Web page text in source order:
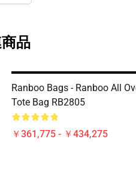
品
Ranboo Bags - Ranboo All
Tote Bag RB2805
￥361,775 - ￥434,275